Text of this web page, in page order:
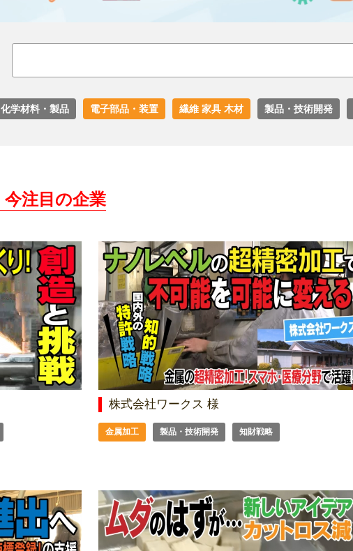
化学材料・製品 電子部品・装置 繊維 家具 木材 製品・技術開発
今注目の企業
株式会社ワークス 様
金属加工 製品・技術開発 知財戦略